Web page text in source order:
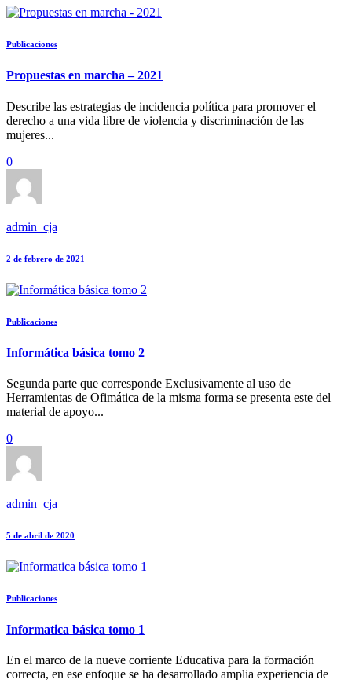
Publicaciones
Propuestas en marcha – 2021
Describe las estrategias de incidencia política para promover el
derecho a una vida libre de violencia y discriminación de las
mujeres...
0
admin_cja
2 de febrero de 2021
Publicaciones
Informática básica tomo 2
Segunda parte que corresponde Exclusivamente al uso de
Herramientas de Ofimática de la misma forma se presenta este del
material de apoyo...
0
admin_cja
5 de abril de 2020
Publicaciones
Informatica básica tomo 1
En el marco de la nueve corriente Educativa para la formación
correcta, en ese enfoque se ha desarrollado amplia experiencia de